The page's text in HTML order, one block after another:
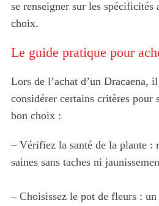
se renseigner sur les spécificités
choix.
Le guide pratique pour
Lors de l’achat d’un Dracaena,
considérer certains critères pour
bon choix :
– Vérifiez la santé de la plante :
saines sans taches ni
– Choisissez le pot de fleurs :